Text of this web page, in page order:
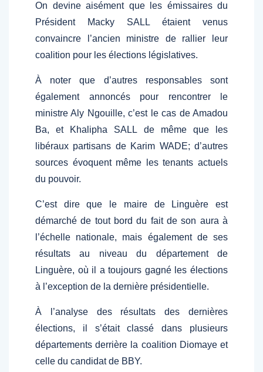
On devine aisément que les émissaires du
Président Macky SALL étaient venus
convaincre l’ancien ministre de rallier leur
coalition pour les élections législatives.
À noter que d’autres responsables sont
également annoncés pour rencontrer le
ministre Aly Ngouille, c’est le cas de Amadou
Ba, et Khalipha SALL de même que les
libéraux partisans de Karim WADE; d’autres
sources évoquent même les tenants actuels
du pouvoir.
C’est dire que le maire de Linguère est
démarché de tout bord du fait de son aura à
l’échelle nationale, mais également de ses
résultats au niveau du département de
Linguère, où il a toujours gagné les élections
à l’exception de la dernière présidentielle.
À l’analyse des résultats des dernières
élections, il s’était classé dans plusieurs
départements derrière la coalition Diomaye et
celle du candidat de BBY.